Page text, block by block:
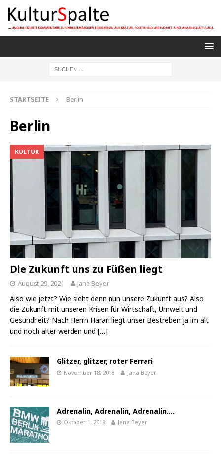
STARTSEITE Berlin
Berlin
KULTUR
Die Zukunft uns zu Füßen liegt
August 29, 2021 Jana Beyer
Also wie jetzt? Wie sieht denn nun unsere Zukunft aus? Also
die Zukunft mit unseren Krisen für Wirtschaft, Umwelt und
Gesundheit? Nach Herrn Harari liegt unser Bestreben ja im alt
und noch älter werden und […]
Glitzer, glitzer, roter Ferrari
November 18, 2018 Jana Beyer
Adrenalin, Adrenalin, Adrenalin….
Oktober 1, 2018 Jana Beyer